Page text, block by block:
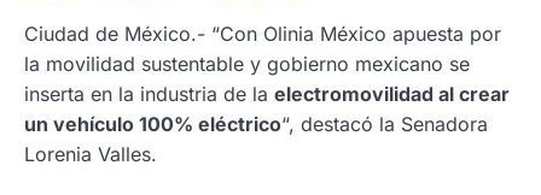
Ciudad de México.- “Con Olinia México apuesta por
la movilidad sustentable y gobierno mexicano se
inserta en la industria de la electromovilidad al crear
un vehículo 100% eléctrico“, destacó la Senadora
Lorenia Valles.